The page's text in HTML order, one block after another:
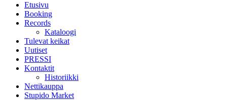
Etusivu
Booking
Records
Kataloogi
Tulevat keikat
Uutiset
PRESSI
Kontaktit
Historiikki
Nettikauppa
Stupido Market